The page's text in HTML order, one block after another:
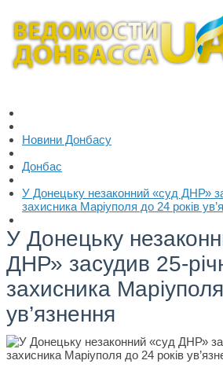
Новини Донбасу
Донбас
У Донецьку незаконний «суд ДНР»
захисника Маріуполя до 24 років
У Донецьку
ДНР» засудив 25-
захисника
ув’язнення